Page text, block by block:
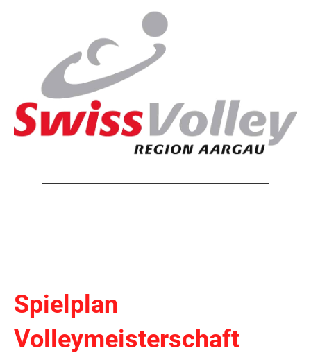
Spielplan
Volleymeisterschaft